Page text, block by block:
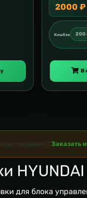
2000 ₽
Кешбэк 200
В
прошивку? Заказать
HYUNDAI
для блока